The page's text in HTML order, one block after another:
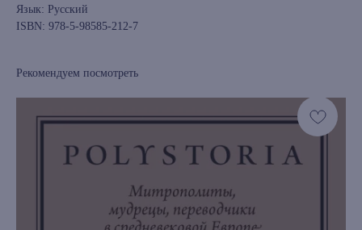
Язык: Русский
ISBN: 978-5-98585-212-7
Рекомендуем посмотреть